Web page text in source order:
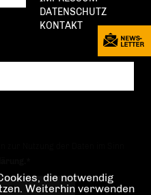
DATENSCHUTZ
KONTAKT
die notwendig
Weiterhin verwenden